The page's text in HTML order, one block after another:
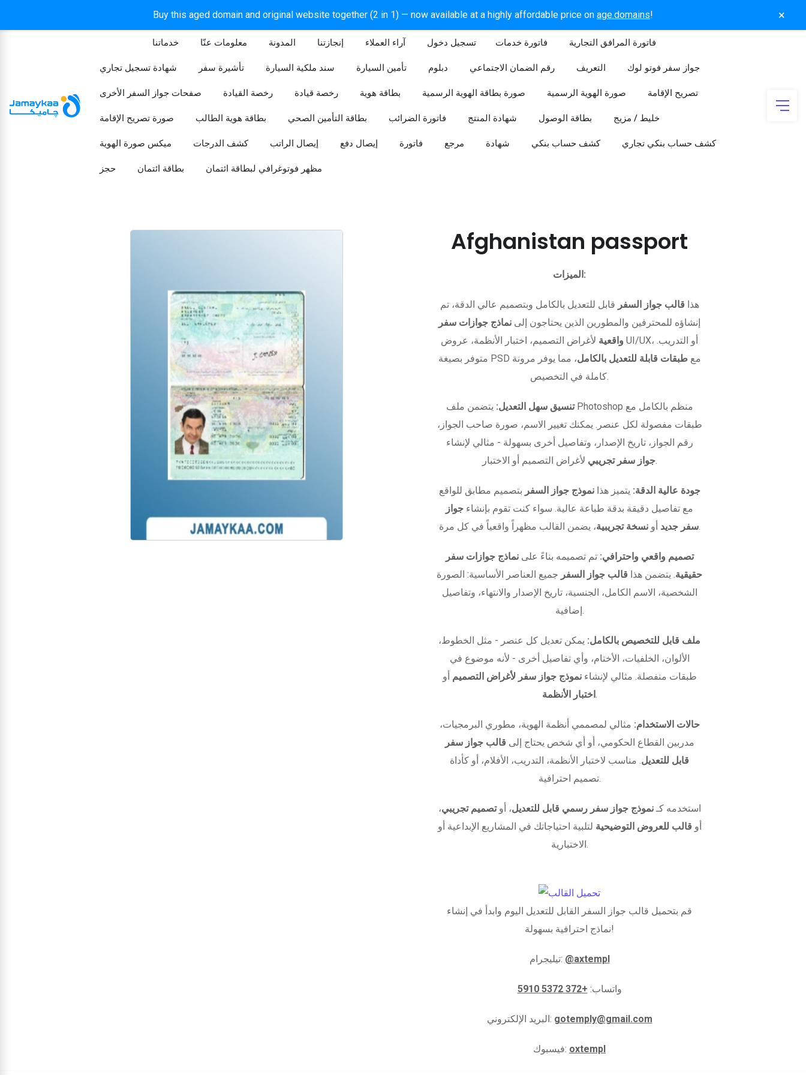
Buy this aged domain and original website together (2 in 1) — now available at a highly affordable price on age.domains! ×
خدماتنا معلومات عنّا المدونة إنجازتنا آراء العملاء تسجيل دخول​ فاتورة خدمات فاتورة المرافق التجارية
شهادة تسجيل تجاري تأشيرة سفر سند ملكية السيارة تأمين السيارة دبلوم رقم الضمان الاجتماعي التعريف جواز سفر فوتو لوك
صفحات جواز السفر الأخرى رخصة القيادة رخصة قيادة بطاقة هوية صورة بطاقة الهوية الرسمية صورة الهوية الرسمية تصريح الإقامة
صورة تصريح الإقامة بطاقة هوية الطالب بطاقة التأمين الصحي فاتورة الضرائب شهادة المنتج بطاقة الوصول خليط / مزيج
ميكس صورة الهوية كشف الدرجات إيصال الراتب إيصال دفع فاتورة مرجع شهادة كشف حساب بنكي كشف حساب بنكي تجاري
حجز بطاقة ائتمان مظهر فوتوغرافي لبطاقة ائتمان
Afghanistan passport
الميزات:
هذا قالب جواز السفر قابل للتعديل بالكامل وبتصميم عالي الدقة، تم
إنشاؤه للمحترفين والمطورين الذين يحتاجون إلى نماذج جوازات سفر
واقعية لأغراض التصميم، اختبار الأنظمة، عروض UI/UX، أو التدريب.
متوفر بصيغة PSD معطبقات قابلة للتعديل بالكامل، مما يوفر مرونة
كاملة في التخصيص.
تنسيق سهل التعديل: يتضمن ملف Photoshop منظم بالكامل مع
طبقات مفصولة لكل عنصر. يمكنك تغيير الاسم، صورة صاحب الجواز،
رقم الجواز، تاريخ الإصدار، وتفاصيل أخرى بسهولة - مثالي لإنشاء
جواز سفر تجريبيلأغراض التصميم أو الاختبار.
جودة عالية الدقة: يتميز هذانموذج جواز السفر بتصميم مطابق للواقع
مع تفاصيل دقيقة بدقة طباعة عالية. سواء كنت تقوم بإنشاء جواز
سفر جديد أونسخة تجريبية ، يضمن القالب مظهراً واقعياً في كل مرة.
تصميم واقعي واحترافي: تم تصميمه بناءً علىنماذج جوازات سفر
حقيقية. يتضمن هذا قالب جواز السفر جميع العناصر الأساسية: الصورة
الشخصية، الاسم الكامل، الجنسية، تاريخ الإصدار والانتهاء، وتفاصيل
إضافية.
ملف قابل للتخصيص بالكامل: يمكن تعديل كل عنصر - مثل الخطوط،
الألوان، الخلفيات، الأختام، وأي تفاصيل أخرى - لأنه موضوع في
طبقات منفصلة. مثالي لإنشاءنموذج جواز سفر لأغراض التصميم أو
اختبار الأنظمة.
حالات الاستخدام: مثالي لمصممي أنظمة الهوية، مطوري البرمجيات،
مدربين القطاع الحكومي، أو أي شخص يحتاج إلى قالب جواز سفر
قابل للتعديل. مناسب لاختبار الأنظمة، التدريب، الأفلام، أو كأداة
تصميم احترافية.
استخدمه كـنموذج جواز سفر رسمي قابل للتعديل، أوتصميم تجريبي،
أو قالب للعروض التوضيحية لتلبية احتياجاتك في المشاريع الإبداعية أو
الاختبارية.
قم بتحميل قالب جواز السفر القابل للتعديل اليوم وابدأ في إنشاء
نماذج احترافية بسهولة!
تيليجرام: @axtempl
واتساب: +372 5372 5910
البريد الإلكتروني: gotemply@gmail.com
فيسبوك: oxtempl